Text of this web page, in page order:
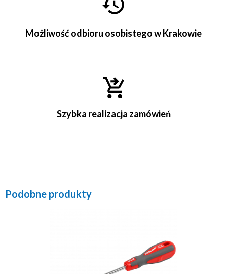
Możliwość odbioru osobistego w Krakowie
Szybka realizacja zamówień
Podobne produkty